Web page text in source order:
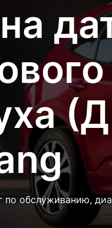
по обслуживанию,